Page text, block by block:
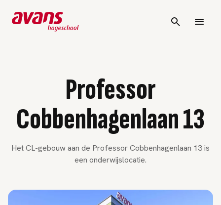
Professor
Cobbenhagenlaan 13
Het CL-gebouw aan de Professor Cobbenhagenlaan 13 is
een onderwijslocatie.